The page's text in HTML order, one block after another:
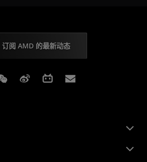
订阅 AMD 的最新动态
Weixin Weibo Bilibili